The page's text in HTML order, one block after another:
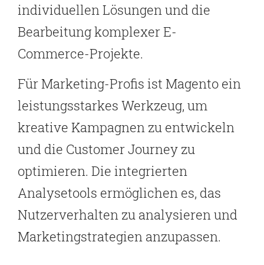
individuellen Lösungen und die
Bearbeitung komplexer E-
Commerce-Projekte.
Für Marketing-Profis ist Magento ein
leistungsstarkes Werkzeug, um
kreative Kampagnen zu entwickeln
und die Customer Journey zu
optimieren. Die integrierten
Analysetools ermöglichen es, das
Nutzerverhalten zu analysieren und
Marketingstrategien anzupassen.